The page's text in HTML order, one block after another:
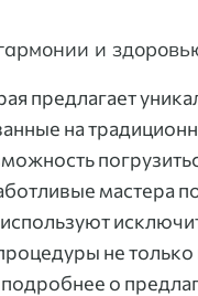
и
предлагает
на
мастера
не
о